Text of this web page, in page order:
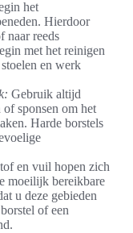
het
Hierdoor
naar reeds
met het reinigen
en werk
Gebruik altijd
sponsen om het
Harde borstels
en vuil hopen zich
moeilijk bereikbare
u deze gebieden
of een